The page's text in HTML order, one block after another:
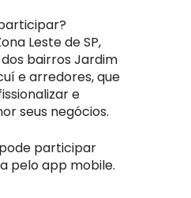
Leste de SP,
bairros Jardim
e arredores, que
e
seus negócios.
participar
pelo app mobile.